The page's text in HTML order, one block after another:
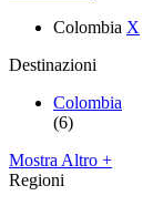
Colombia X
Destinazioni
Colombia
(6)
Mostra Altro +
Regioni